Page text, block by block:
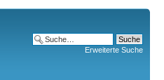
Erweiterte Suche